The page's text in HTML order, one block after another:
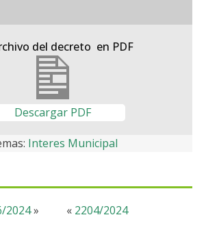
del decreto en PDF
Descargar PDF
Interes Municipal
« 2204/2024
2024»